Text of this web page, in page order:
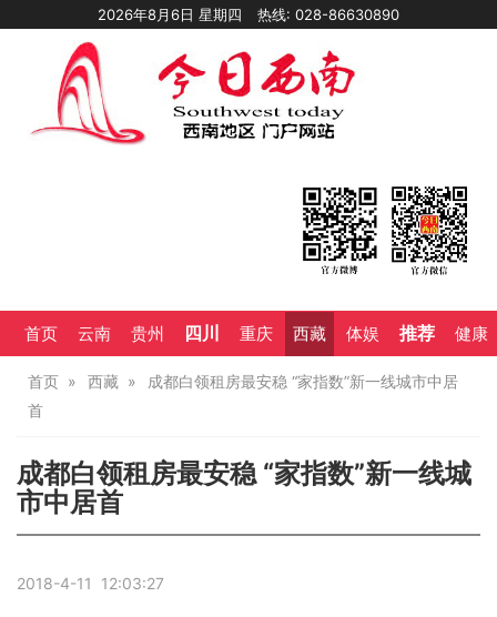
2026年8月6日 星期四 热线: 028-86630890
首页 云南 贵州 四川 重庆 西藏 体娱 推荐 健康
首页 西藏
成都白领租房最安稳 “家指数”新一线城市中居
首
成都白领租房最安稳 “家指数”新一线城
市中居首
2018-4-11 12:03:27